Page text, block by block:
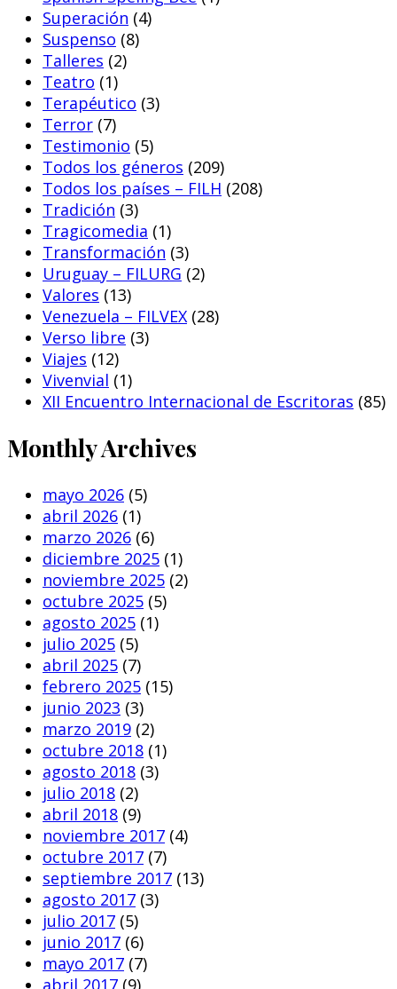
Superación (4)
Suspenso (8)
Talleres (2)
Teatro (1)
Terapéutico (3)
Terror (7)
Testimonio (5)
Todos los géneros (209)
Todos los países – FILH (208)
Tradición (3)
Tragicomedia (1)
Transformación (3)
Uruguay – FILURG (2)
Valores (13)
Venezuela – FILVEX (28)
Verso libre (3)
Viajes (12)
Vivenvial (1)
XII Encuentro Internacional de Escritoras (85)
Monthly Archives
mayo 2026 (5)
abril 2026 (1)
marzo 2026 (6)
diciembre 2025 (1)
noviembre 2025 (2)
octubre 2025 (5)
agosto 2025 (1)
julio 2025 (5)
abril 2025 (7)
febrero 2025 (15)
junio 2023 (3)
marzo 2019 (2)
octubre 2018 (1)
agosto 2018 (3)
julio 2018 (2)
abril 2018 (9)
noviembre 2017 (4)
octubre 2017 (7)
septiembre 2017 (13)
agosto 2017 (3)
julio 2017 (5)
junio 2017 (6)
mayo 2017 (7)
abril 2017 (9)